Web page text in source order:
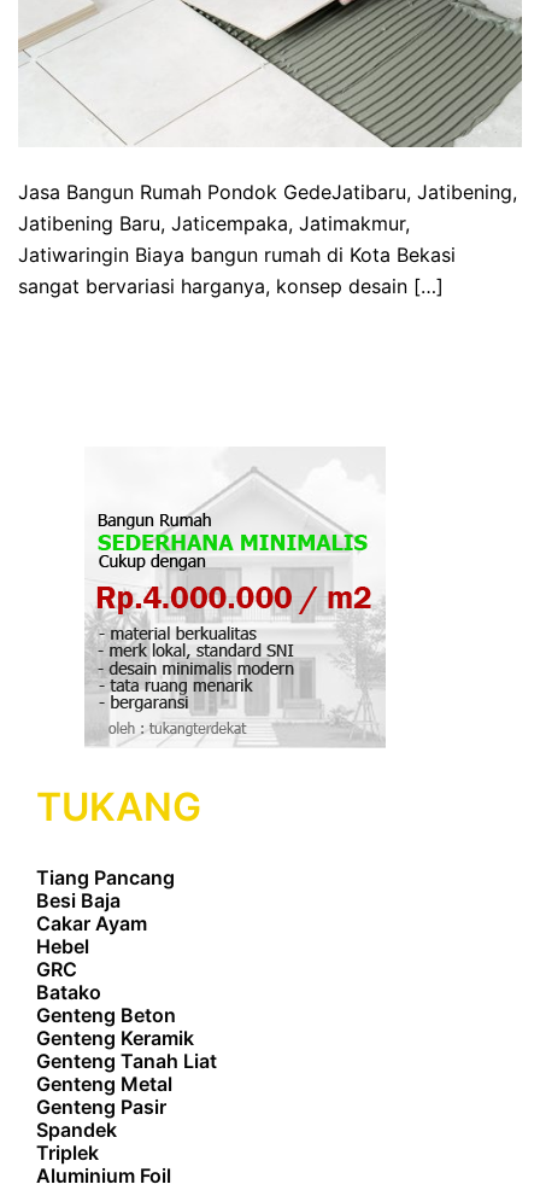
Jasa Bangun Rumah Pondok GedeJatibaru, Jatibening,
Jatibening Baru, Jaticempaka, Jatimakmur,
Jatiwaringin Biaya bangun rumah di Kota Bekasi
sangat bervariasi harganya, konsep desain […]
TUKANG
Tiang Pancang
Besi Baja
Cakar Ayam
Hebel
GRC
Batako
Genteng Beton
Genteng Keramik
Genteng Tanah Liat
Genteng Metal
Genteng Pasir
Spandek
Triplek
Aluminium Foil